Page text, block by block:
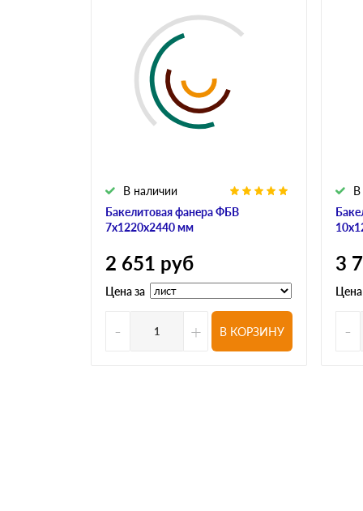
Бакелитовая фанера ФБВ
7х1220х2440 мм
В наличии
2 651 руб
Цена за
- + В КОРЗИНУ
В
3
Цена
-